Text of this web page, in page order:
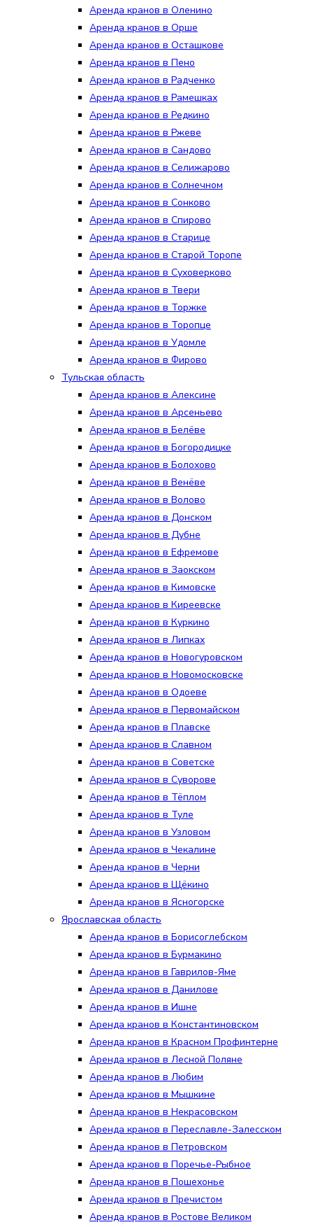
Аренда кранов в Оленино
Аренда кранов в Орше
Аренда кранов в Осташкове
Аренда кранов в Пено
Аренда кранов в Радченко
Аренда кранов в Рамешках
Аренда кранов в Редкино
Аренда кранов в Ржеве
Аренда кранов в Сандово
Аренда кранов в Селижарово
Аренда кранов в Солнечном
Аренда кранов в Сонково
Аренда кранов в Спирово
Аренда кранов в Старице
Аренда кранов в Старой Торопе
Аренда кранов в Суховерково
Аренда кранов в Твери
Аренда кранов в Торжке
Аренда кранов в Торопце
Аренда кранов в Удомле
Аренда кранов в Фирово
Тульская область
Аренда кранов в Алексине
Аренда кранов в Арсеньево
Аренда кранов в Белёве
Аренда кранов в Богородицке
Аренда кранов в Болохово
Аренда кранов в Венёве
Аренда кранов в Волово
Аренда кранов в Донском
Аренда кранов в Дубне
Аренда кранов в Ефремове
Аренда кранов в Заокском
Аренда кранов в Кимовске
Аренда кранов в Киреевске
Аренда кранов в Куркино
Аренда кранов в Липках
Аренда кранов в Новогуровском
Аренда кранов в Новомосковске
Аренда кранов в Одоеве
Аренда кранов в Первомайском
Аренда кранов в Плавске
Аренда кранов в Славном
Аренда кранов в Советске
Аренда кранов в Суворове
Аренда кранов в Тёплом
Аренда кранов в Туле
Аренда кранов в Узловом
Аренда кранов в Чекалине
Аренда кранов в Черни
Аренда кранов в Щёкино
Аренда кранов в Ясногорске
Ярославская область
Аренда кранов в Борисоглебском
Аренда кранов в Бурмакино
Аренда кранов в Гаврилов-Яме
Аренда кранов в Данилове
Аренда кранов в Ишне
Аренда кранов в Константиновском
Аренда кранов в Красном Профинтерне
Аренда кранов в Лесной Поляне
Аренда кранов в Любим
Аренда кранов в Мышкине
Аренда кранов в Некрасовском
Аренда кранов в Переславле-Залесском
Аренда кранов в Петровском
Аренда кранов в Поречье-Рыбное
Аренда кранов в Пошехонье
Аренда кранов в Пречистом
Аренда кранов в Ростове Великом